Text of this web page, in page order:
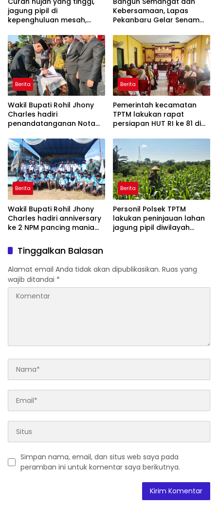
jagung pipil di
kepenghuluan mesah,
tumbuhan terendam dan
mati, personil TPTM gerak
cepat turun langsung
meninjau kelapangan
Kebersamaan, Lapas
Pekanbaru Gelar Senam
Berita
Wakil Bupati Rohil Jhony
Charles hadiri
penandatanganan Nota
antara Koperasi Nelayan
Balimbuk Rokan Hilir
dengan PT Pos Indonesia
(Persero) di Padang
,Sumbar
Berita
Pemerintah kecamatan
TPTM lakukan rapat
persiapan HUT RI ke 81 di
Berita
Wakil Bupati Rohil Jhony
Charles hadiri anniversary
ke 2 NPM pancing mania
diikuti 1154 peserta dari
berbagai wilayah di pulau
sumatera
Berita
Personil Polsek TPTM
lakukan peninjauan lahan
jagung pipil diwilayah
Tinggalkan Balasan
Alamat email Anda tidak akan dipublikasikan. Ruas yang
wajib ditandai *
Simpan nama, email, dan situs web saya pada
peramban ini untuk komentar saya berikutnya.